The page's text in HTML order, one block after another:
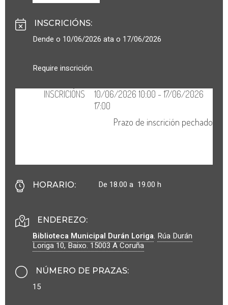
INSCRICIÓNS:
Dende o 10/06/2026 ata o 17/06/2026
Require inscrición.
HORARIO: De 18.00 a 19.00 h
ENDEREZO:
Biblioteca Municipal Durán Loriga. Rúa Durán
Loriga 10, Baixo.15003A Coruña
NÚMERO DE PRAZAS:
15